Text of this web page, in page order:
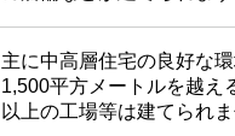
主に中高層住宅の良好な
1,500平方メートルを越え
以上の工場等は建てられま